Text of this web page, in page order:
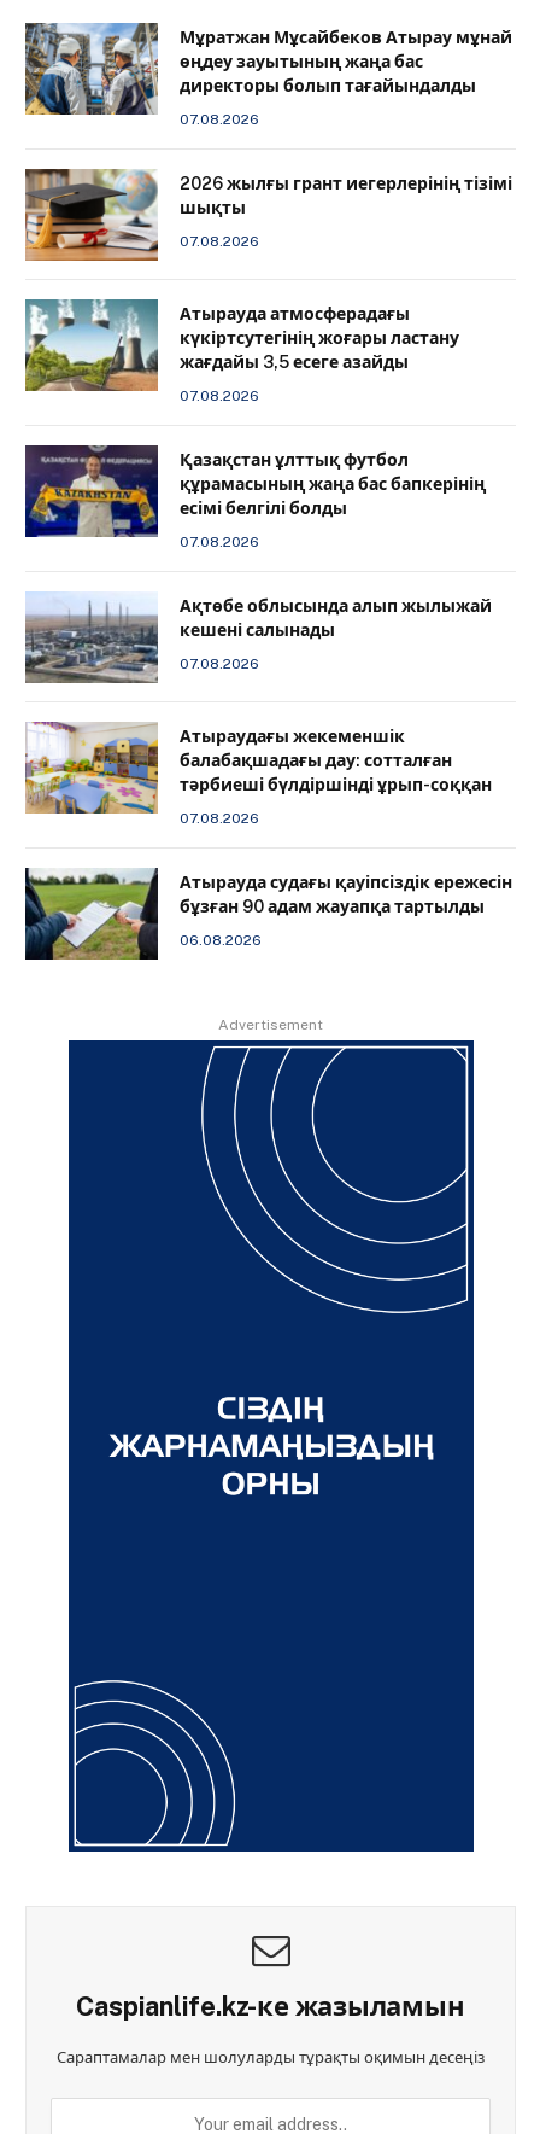
Мұратжан Мұсайбеков Атырау мұнай
өңдеу зауытының жаңа бас
директоры болып тағайындалды
07.08.2026
2026 жылғы грант иегерлерінің тізімі
шықты
07.08.2026
Атырауда атмосферадағы
күкіртсутегінің жоғары ластану
жағдайы 3,5 есеге азайды
07.08.2026
Қазақстан ұлттық футбол
құрамасының жаңа бас бапкерінің
есімі белгілі болды
07.08.2026
Ақтөбе облысында алып жылыжай
кешені салынады
07.08.2026
Атыраудағы жекеменшік
балабақшадағы дау: сотталған
тәрбиеші бүлдіршінді ұрып-соққан
07.08.2026
Атырауда судағы қауіпсіздік ережесін
бұзған 90 адам жауапқа тартылды
06.08.2026
Advertisement
Caspianlife.kz-ке жазыламын
Сараптамалар мен шолуларды тұрақты оқимын десеңіз